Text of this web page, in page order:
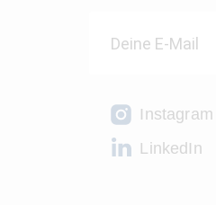
Instagram
LinkedIn